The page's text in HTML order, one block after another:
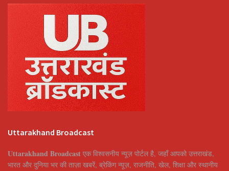
Uttarakhand Broadcast
Uttarakhand Broadcast एक विश्वसनीय न्यूज़ पोर्टल है, जहाँ आपको उत्तराखंड,
भारत और दुनिया भर की ताज़ा खबरें, ब्रेकिंग न्यूज़, राजनीति, खेल, शिक्षा और स्थानीय